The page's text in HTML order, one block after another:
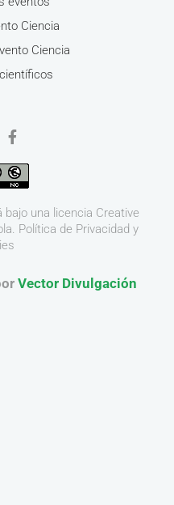
Ciencia
Ciencia
una licencia Creative
Política de Privacidad y
Vector Divulgación